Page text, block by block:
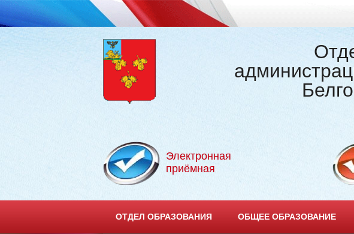
Электронная
приёмная
ОТДЕЛ ОБРАЗОВАНИЯ ОБЩЕЕ ОБРАЗОВАНИЕ